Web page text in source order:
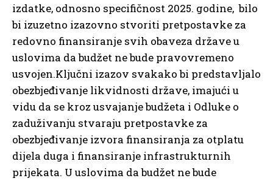
izdatke, odnosno specifičnost 2025. godine, bilo
bi izuzetno izazovno stvoriti pretpostavke za
redovno finansiranje svih obaveza države u
uslovima da budžet ne bude pravovremeno
usvojen.Ključni izazov svakako bi predstavljalo
obezbjeđivanje likvidnosti države, imajući u
vidu da se kroz usvajanje budžeta i Odluke o
zaduživanju stvaraju pretpostavke za
obezbjeđivanje izvora finansiranja za otplatu
dijela duga i finansiranje infrastrukturnih
prijekata. U uslovima da budžet ne bude